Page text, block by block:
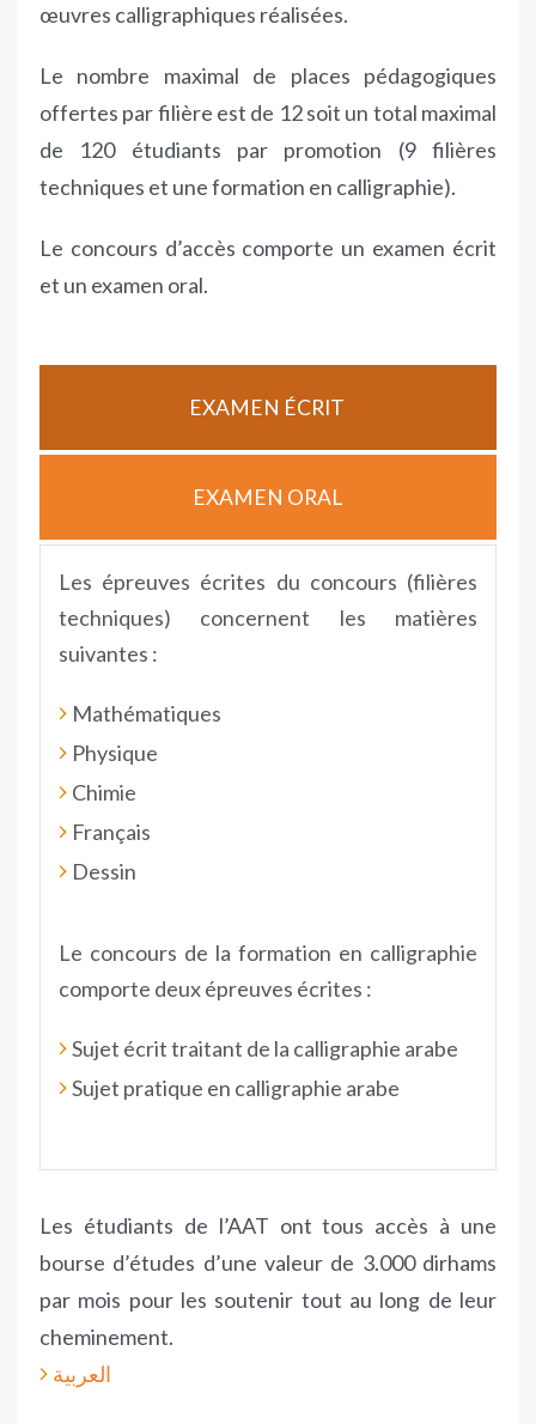
œuvres calligraphiques réalisées.
Le nombre maximal de places pédagogiques
offertes par filière est de 12 soit un total maximal
de 120 étudiants par promotion (9 filières
techniques et une formation en calligraphie).
Le concours d’accès comporte un examen écrit
et un examen oral.
EXAMEN ÉCRIT
EXAMEN ORAL
Les épreuves écrites du concours (filières
techniques) concernent les matières
suivantes :
Mathématiques
Physique
Chimie
Français
Dessin
Le concours de la formation en calligraphie
comporte deux épreuves écrites :
Sujet écrit traitant de la calligraphie arabe
Sujet pratique en calligraphie arabe
Les étudiants de l’AAT ont tous accès à une
bourse d’études d’une valeur de 3.000 dirhams
par mois pour les soutenir tout au long de leur
cheminement.
العربية